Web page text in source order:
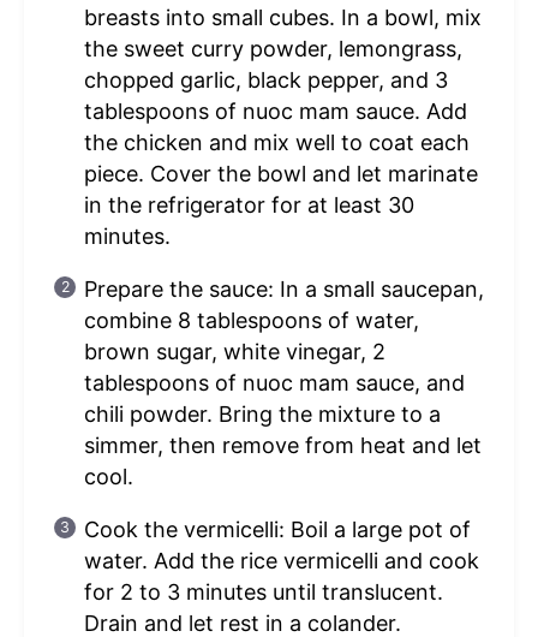
breasts into small cubes. In a bowl, mix
the sweet curry powder, lemongrass,
chopped garlic, black pepper, and 3
tablespoons of nuoc mam sauce. Add
the chicken and mix well to coat each
piece. Cover the bowl and let marinate
in the refrigerator for at least 30
minutes.
Prepare the sauce: In a small saucepan,
combine 8 tablespoons of water,
brown sugar, white vinegar, 2
tablespoons of nuoc mam sauce, and
chili powder. Bring the mixture to a
simmer, then remove from heat and let
cool.
Cook the vermicelli: Boil a large pot of
water. Add the rice vermicelli and cook
for 2 to 3 minutes until translucent.
Drain and let rest in a colander.